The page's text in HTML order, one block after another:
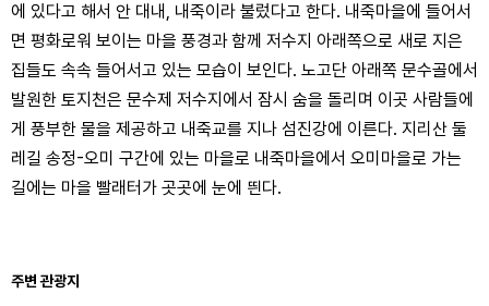
에 있다고 해서 안 대내, 내죽이라 불렀다고 한다. 내죽마을에 들어서
면 평화로워 보이는 마을 풍경과 함께 저수지 아래쪽으로 새로 지은
집들도 속속 들어서고 있는 모습이 보인다. 노고단 아래쪽 문수골에서
발원한 토지천은 문수제 저수지에서 잠시 숨을 돌리며 이곳 사람들에
게 풍부한 물을 제공하고 내죽교를 지나 섬진강에 이른다. 지리산 둘
레길 송정-오미 구간에 있는 마을로 내죽마을에서 오미마을로 가는
길에는 마을 빨래터가 곳곳에 눈에 띈다.
주변 관광지